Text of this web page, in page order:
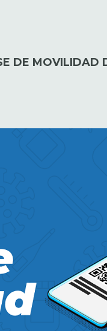
DE MOVILIDAD